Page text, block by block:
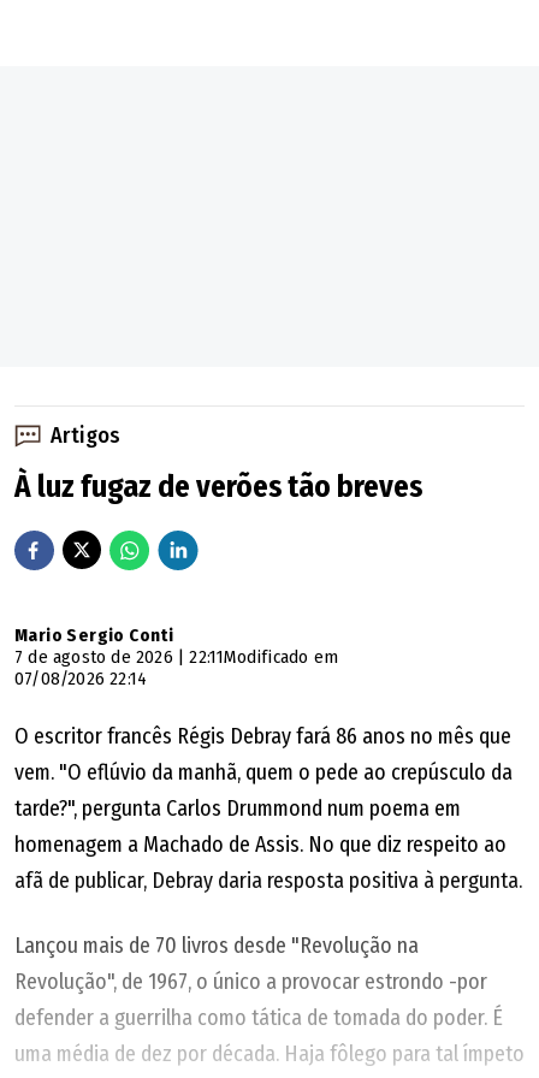
Artigos
À luz fugaz de verões tão breves
Mario Sergio Conti
7 de agosto de 2026 | 22:11Modificado em
07/08/2026 22:14
O escritor francês Régis Debray fará 86 anos no mês que
vem. "O eflúvio da manhã, quem o pede ao crepúsculo da
tarde?", pergunta Carlos Drummond num poema em
homenagem a Machado de Assis. No que diz respeito ao
afã de publicar, Debray daria resposta positiva à pergunta.
Lançou mais de 70 livros desde "Revolução na
Revolução", de 1967, o único a provocar estrondo -por
defender a guerrilha como tática de tomada do poder. É
uma média de dez por década. Haja fôlego para tal ímpeto